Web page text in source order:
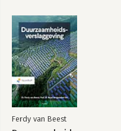
Een huis kopen
voor Dummies
Bekijk alle boeken
Ferdy van Beest